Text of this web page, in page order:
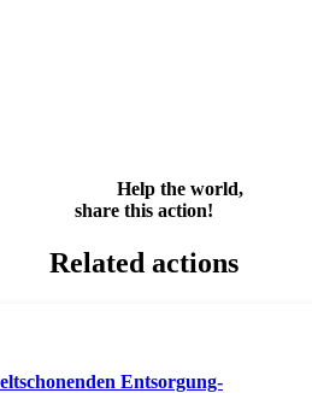
Help the world,
share this action!
Related actions
Entsorgung-